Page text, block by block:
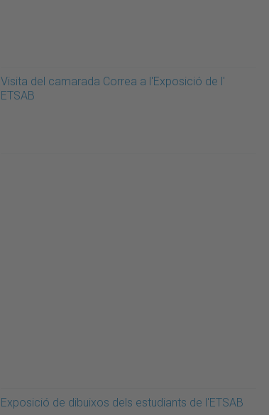
Visita del camarada Correa a l'Exposició de l'
ETSAB
Exposició de dibuixos dels estudiants de l'ETSAB